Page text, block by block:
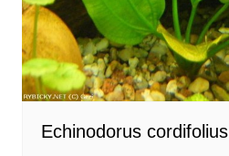
Echinodorus cordifolius